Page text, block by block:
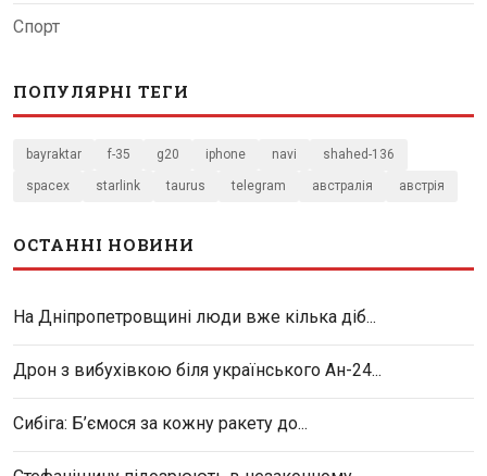
Спорт
ПОПУЛЯРНІ ТЕГИ
bayraktar f-35 g20 iphone navi shahed-136
spacex starlink taurus telegram австралія австрія
ОСТАННІ НОВИНИ
На Дніпропетровщині люди вже кілька діб...
Дрон з вибухівкою біля українського Ан-24...
Сибіга: Б’ємося за кожну ракету до...